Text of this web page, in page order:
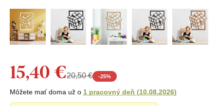
15,40 €20,50 € -25%
Môžete mať doma už o 1 pracovný deň (10.08.2026)